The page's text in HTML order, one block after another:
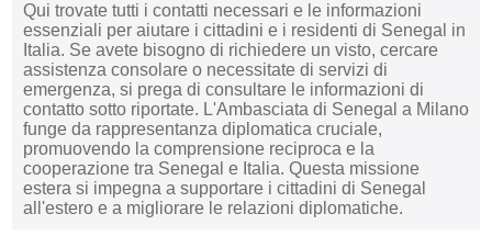
Qui trovate tutti i contatti necessari e le informazioni
essenziali per aiutare i cittadini e i residenti di Senegal in
Italia. Se avete bisogno di richiedere un visto, cercare
assistenza consolare o necessitate di servizi di
emergenza, si prega di consultare le informazioni di
contatto sotto riportate. L'Ambasciata di Senegal a Milano
funge da rappresentanza diplomatica cruciale,
promuovendo la comprensione reciproca e la
cooperazione tra Senegal e Italia. Questa missione
estera si impegna a supportare i cittadini di Senegal
all'estero e a migliorare le relazioni diplomatiche.